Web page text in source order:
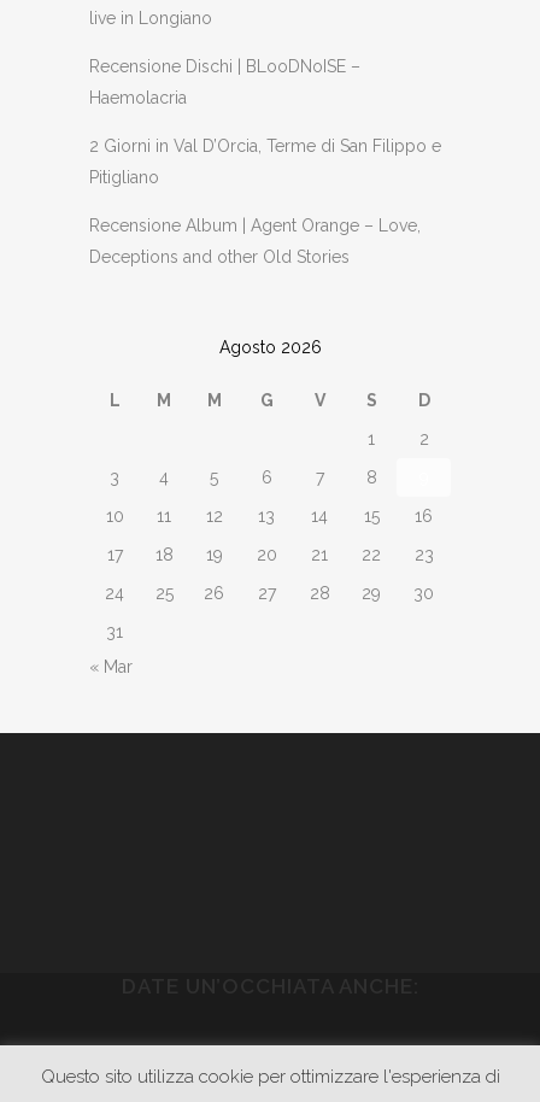
live in Longiano
Recensione Dischi | BLooDNoISE –
Haemolacria
2 Giorni in Val D’Orcia, Terme di San Filippo e
Pitigliano
Recensione Album | Agent Orange – Love,
Deceptions and other Old Stories
Agosto 2026
L M M G V S
D
1
2
3
4 5 6 7 8
10
11 12 13 14 15
16
17
18 19 20 21 22
23
24
25 26 27 28 29
30
31
« Mar
Questo sito utilizza cookie per ottimizzare l'esperienza di